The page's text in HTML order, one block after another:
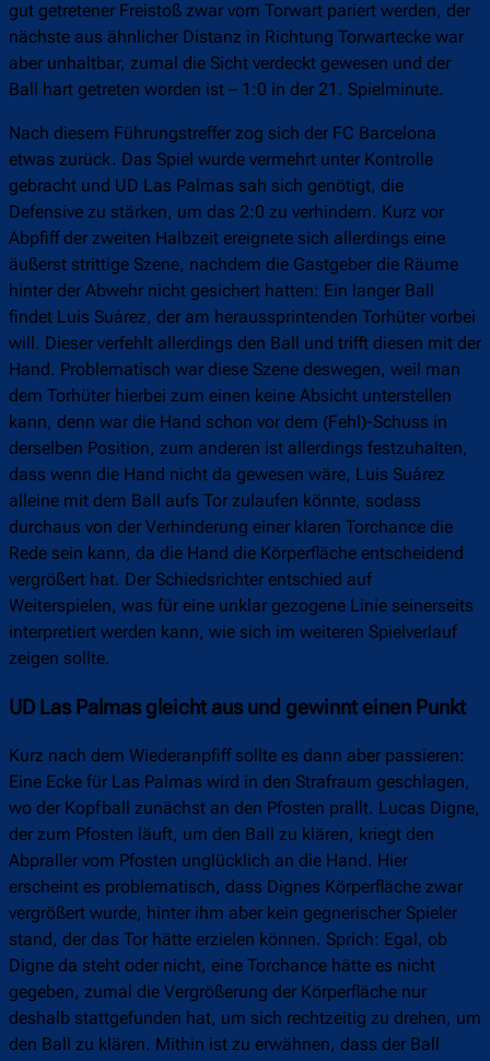
gut getretener Freistoß zwar vom Torwart pariert werden, der
nächste aus ähnlicher Distanz in Richtung Torwartecke war
aber unhaltbar, zumal die Sicht verdeckt gewesen und der
Ball hart getreten worden ist – 1:0 in der 21. Spielminute.
Nach diesem Führungstreffer zog sich der FC Barcelona
etwas zurück. Das Spiel wurde vermehrt unter Kontrolle
gebracht und UD Las Palmas sah sich genötigt, die
Defensive zu stärken, um das 2:0 zu verhindern. Kurz vor
Abpfiff der zweiten Halbzeit ereignete sich allerdings eine
äußerst strittige Szene, nachdem die Gastgeber die Räume
hinter der Abwehr nicht gesichert hatten: Ein langer Ball
findet Luis Suárez, der am heraussprintenden Torhüter vorbei
will. Dieser verfehlt allerdings den Ball und trifft diesen mit der
Hand. Problematisch war diese Szene deswegen, weil man
dem Torhüter hierbei zum einen keine Absicht unterstellen
kann, denn war die Hand schon vor dem (Fehl)-Schuss in
derselben Position, zum anderen ist allerdings festzuhalten,
dass wenn die Hand nicht da gewesen wäre, Luis Suárez
alleine mit dem Ball aufs Tor zulaufen könnte, sodass
durchaus von der Verhinderung einer klaren Torchance die
Rede sein kann, da die Hand die Körperfläche entscheidend
vergrößert hat. Der Schiedsrichter entschied auf
Weiterspielen, was für eine unklar gezogene Linie seinerseits
interpretiert werden kann, wie sich im weiteren Spielverlauf
zeigen sollte.
UD Las Palmas gleicht aus und gewinnt einen Punkt
Kurz nach dem Wiederanpfiff sollte es dann aber passieren:
Eine Ecke für Las Palmas wird in den Strafraum geschlagen,
wo der Kopfball zunächst an den Pfosten prallt. Lucas Digne,
der zum Pfosten läuft, um den Ball zu klären, kriegt den
Abpraller vom Pfosten unglücklich an die Hand. Hier
erscheint es problematisch, dass Dignes Körperfläche zwar
vergrößert wurde, hinter ihm aber kein gegnerischer Spieler
stand, der das Tor hätte erzielen können. Sprich: Egal, ob
Digne da steht oder nicht, eine Torchance hätte es nicht
gegeben, zumal die Vergrößerung der Körperfläche nur
deshalb stattgefunden hat, um sich rechtzeitig zu drehen, um
den Ball zu klären. Mithin ist zu erwähnen, dass der Ball